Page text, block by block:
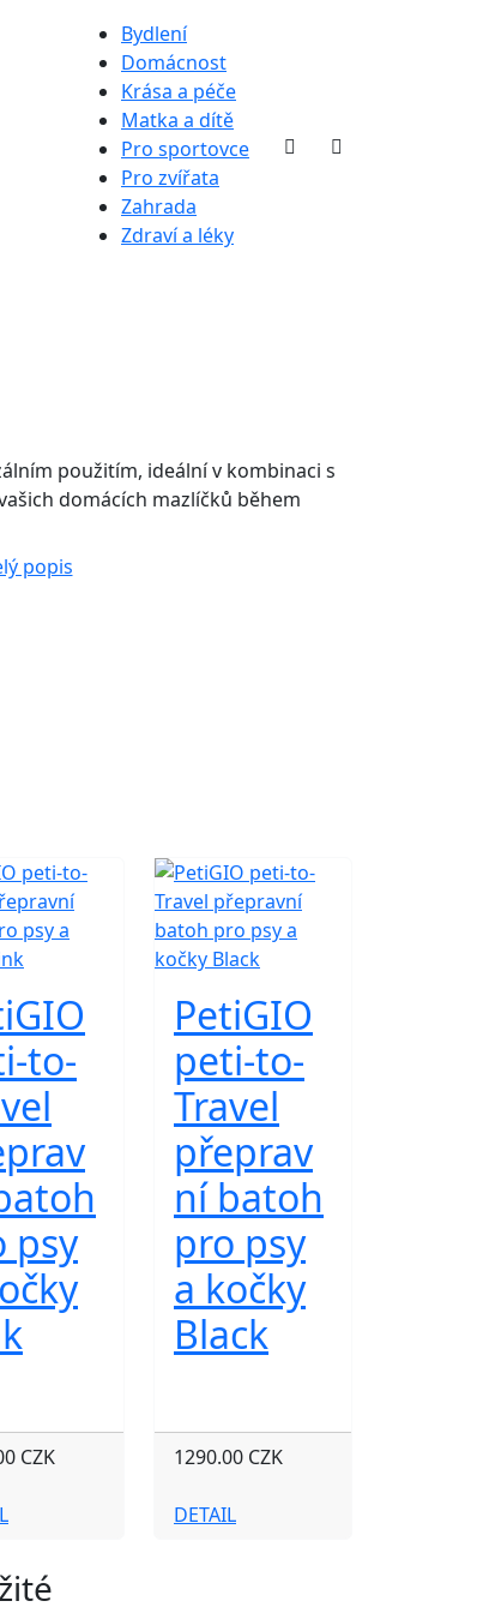
Bydlení
Domácnost
Krása a péče
Matka a dítě
Pro sportovce
Pro zvířata
Zahrada
Zdraví a léky
použitím, ideální v kombinaci s
domácích mazlíčků během
popis
to-
psy
CZK
PetiGIO
peti-to-
Travel
přeprav
ní batoh
pro psy
a kočky
Black
1290.00 CZK
DETAIL